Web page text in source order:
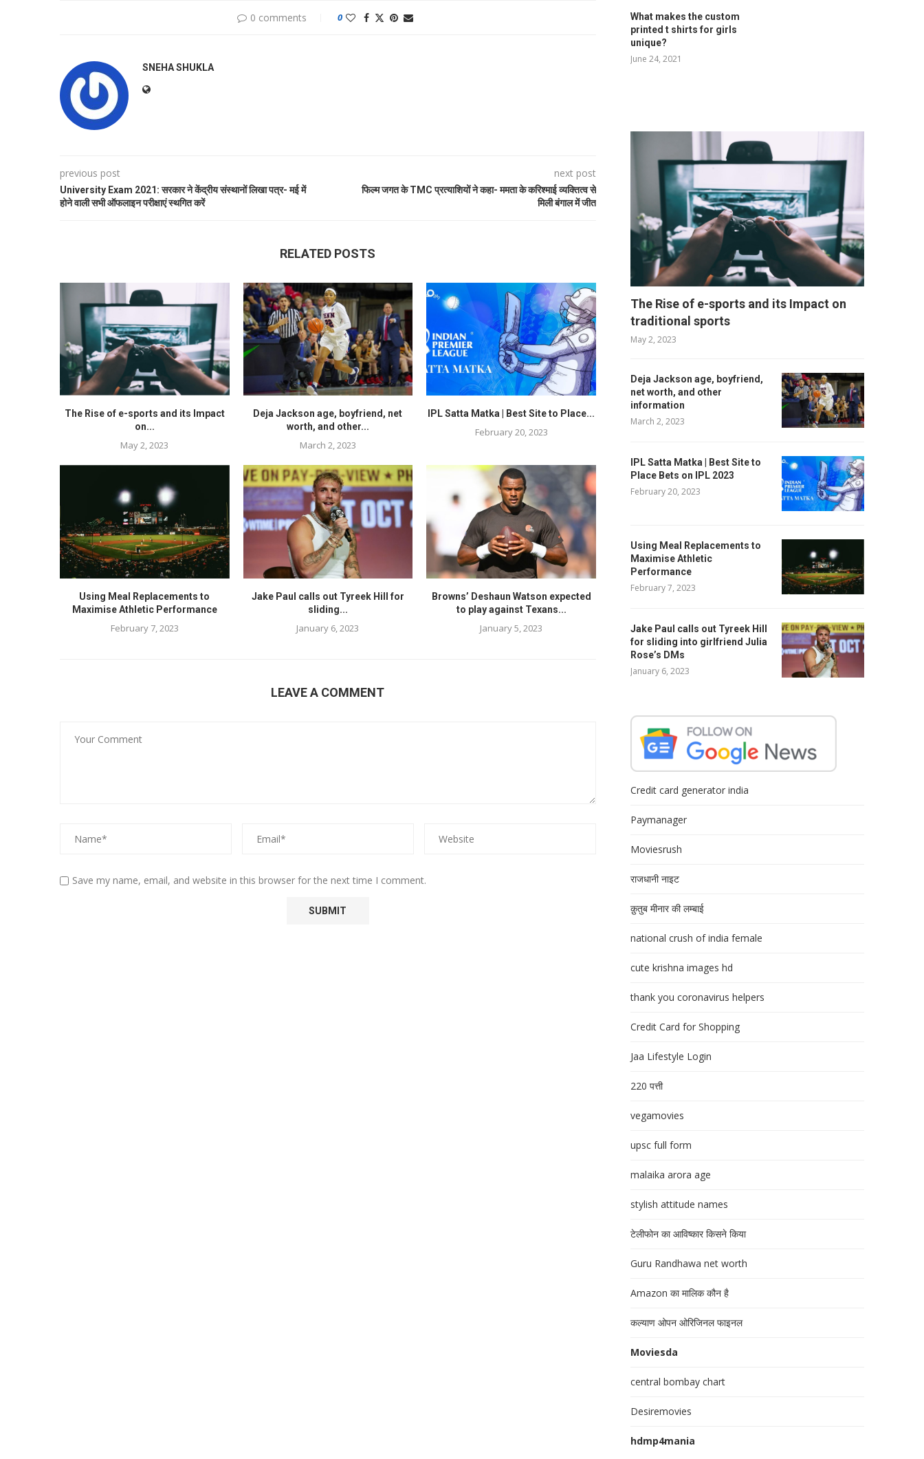
0 comments 0
SNEHA SHUKLA
previous post
University Exam 2021: सरकार ने केंद्रीय संस्थानों लिखा पत्र- मई में
होने वाली सभी ऑफलाइन परीक्षाएं स्थगित करें
next post
फिल्म जगत के TMC प्रत्याशियों ने कहा- ममता के करिश्माई व्यक्तित्व से
मिली बंगाल में जीत
RELATED POSTS
The Rise of e-sports and its Impact
on...
May 2, 2023
Deja Jackson age, boyfriend, net
worth, and other...
March 2, 2023
IPL Satta Matka | Best Site to Place...
February 20, 2023
Using Meal Replacements to
Maximise Athletic Performance
February 7, 2023
Jake Paul calls out Tyreek Hill for
sliding...
January 6, 2023
Browns’ Deshaun Watson expected
to play against Texans...
January 5, 2023
LEAVE A COMMENT
Save my name, email, and website in this browser for the next time I comment.
What makes the custom
printed t shirts for girls
unique?
June 24, 2021
The Rise of e-sports and its Impact on
traditional sports
May 2, 2023
Deja Jackson age, boyfriend,
net worth, and other
information
March 2, 2023
IPL Satta Matka | Best Site to
Place Bets on IPL 2023
February 20, 2023
Using Meal Replacements to
Maximise Athletic
Performance
February 7, 2023
Jake Paul calls out Tyreek Hill
for sliding into girlfriend Julia
Rose’s DMs
January 6, 2023
Credit card generator india
Paymanager
Moviesrush
राजधानी नाइट
क़ुतुब मीनार की लम्बाई
national crush of india female
cute krishna images hd
thank you coronavirus helpers
Credit Card for Shopping
Jaa Lifestyle Login
220 पत्ती
vegamovies
upsc full form
malaika arora age
stylish attitude names
टेलीफोन का आविष्कार किसने किया
Guru Randhawa net worth
Amazon का मालिक कौन है
कल्याण ओपन ओरिजिनल फाइनल
Moviesda
central bombay chart
Desiremovies
hdmp4mania